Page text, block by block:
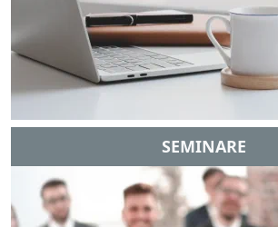
SEMINARE